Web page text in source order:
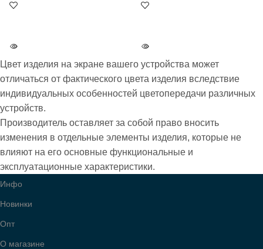
АКЦИЯ
Бесплатная
доставка при
оплате на карту
ВСЕ МОДЕЛИ 5115
АКЦИЯ
Бесплатная
доставка при
оплате на карту
ВСЕ МОДЕЛИ
Цвет изделия на экране вашего устройства может
отличаться от фактического цвета изделия вследствие
индивидуальных особенностей цветопередачи различных
устройств.
Производитель оставляет за собой право вносить
изменения в отдельные элементы изделия, которые не
влияют на его основные функциональные и
эксплуатационные характеристики.
Инфо
Новинки
Опт
О магазине